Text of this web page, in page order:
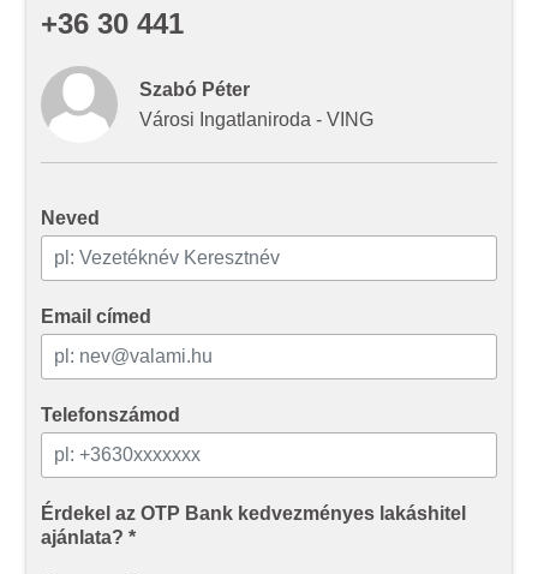
adatokkal, amelyeket Ön adott meg számukra vagy az
+36 30 441
Szabó Péter
Városi Ingatlaniroda - VING
Neved
Email címed
Telefonszámod
Érdekel az OTP Bank kedvezményes lakáshitel
ajánlata? *